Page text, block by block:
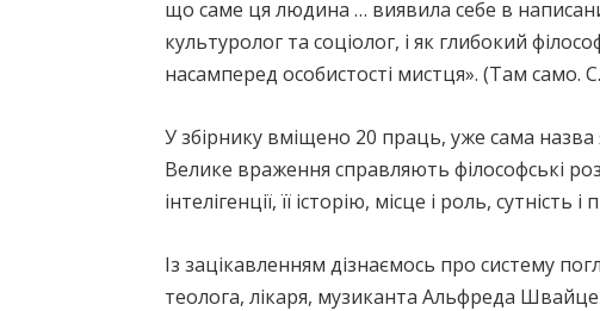
що саме ця людина … виявила себе в
культуролог та соціолог, і як глибокий
насамперед особистості мистця». (Там само.
У збірнику вміщено 20 праць, уже сама
Велике враження справляють філософські
інтелігенції, її історію, місце і роль,
Із зацікавленням дізнаємось про систему
теолога, лікаря, музиканта Альфреда